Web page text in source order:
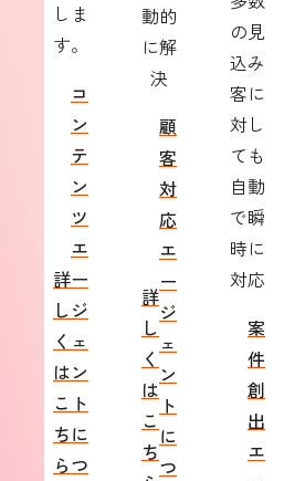
しま
す。
詳
し
く
は
こ
ち
ら
コ
ン
テ
ン
ツ
エ
ー
ジ
ェ
ン
ト
に
つ
動的
に解
決
詳
し
く
は
こ
ち
顧
客
対
応
エ
ー
ジ
ェ
ン
ト
に
つ
の見
込み
客に
対し
ても
自動
で瞬
時に
対応
案
件
創
出
エ